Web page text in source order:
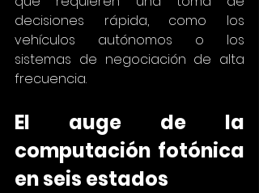
decisiones rápida, como los
vehículos autónomos o los
sistemas de negociación de alta
frecuencia.
El auge de la
computación fotónica
en seis estados